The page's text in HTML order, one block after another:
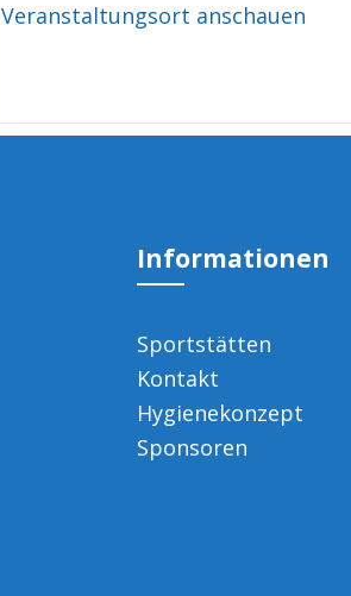
Veranstaltungsort anschauen
Informationen
Sportstätten
Kontakt
Hygienekonzept
Sponsoren